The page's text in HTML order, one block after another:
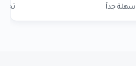
سهلة جداً